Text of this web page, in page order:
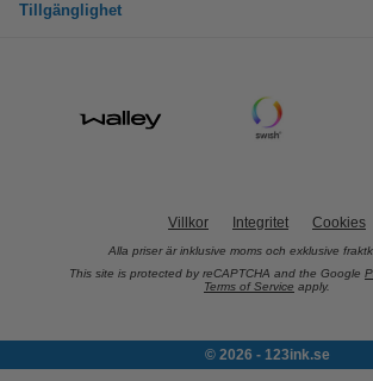
Tillgänglighet
Villkor Integritet Cookies
Alla priser är inklusive moms och exklusive
This site is protected by reCAPTCHA and the Google
Terms of Service apply.
© 2026 - 123ink.se